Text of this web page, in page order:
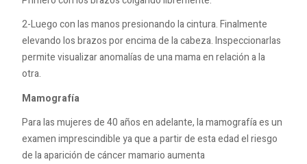
2-Luego con las manos presionando la cintura. Finalmente
elevando los brazos por encima de la cabeza. Inspeccionarlas
permite visualizar anomalías de una mama en relación a la
otra.
Mamografía
Para las mujeres de 40 años en adelante, la mamografía es un
examen imprescindible ya que a partir de esta edad el riesgo
de la aparición de cáncer mamario aumenta